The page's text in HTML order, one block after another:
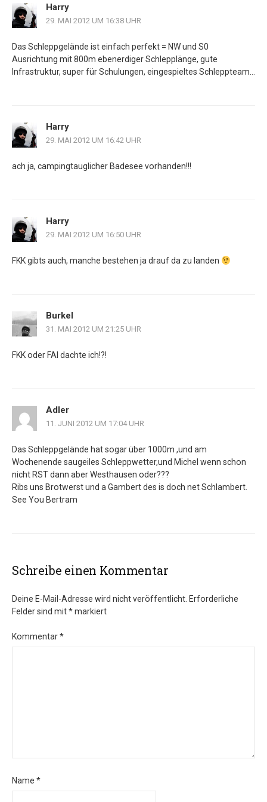
Harry
29. MAI 2012 UM 16:38 UHR
Das Schleppgelände ist einfach perfekt = NW und S0
Ausrichtung mit 800m ebenerdiger Schlepplänge, gute
Infrastruktur, super für Schulungen, eingespieltes Schleppteam…
Harry
29. MAI 2012 UM 16:42 UHR
ach ja, campingtauglicher Badesee vorhanden!!!
Harry
29. MAI 2012 UM 16:50 UHR
FKK gibts auch, manche bestehen ja drauf da zu landen
Burkel
31. MAI 2012 UM 21:25 UHR
FKK oder FAI dachte ich!?!
Adler
11. JUNI 2012 UM 17:04 UHR
Das Schleppgelände hat sogar über 1000m ,und am
Wochenende saugeiles Schleppwetter,und Michel wenn schon
nicht RST dann aber Westhausen oder???
Ribs uns Brotwerst und a Gambert des is doch net Schlambert.
See You Bertram
Schreibe einen Kommentar
Deine E-Mail-Adresse wird nicht veröffentlicht. Erforderliche
Felder sind mit*markiert
Kommentar*
Name *